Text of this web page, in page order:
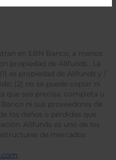
en EBN Banco, a menos
propiedad de Allfunds . La
es propiedad de Allfunds y /
(2) no se puede copiar ni
que sea precisa, completa u
ni sus proveedores de
los daños o pérdidas que
Allfunds es uno de los
de mercados
.